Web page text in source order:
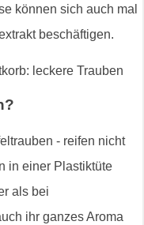
können sich auch mal
beschäftigen.
- reifen nicht
in einer Plastiktüte
als bei
ihr ganzes Aroma